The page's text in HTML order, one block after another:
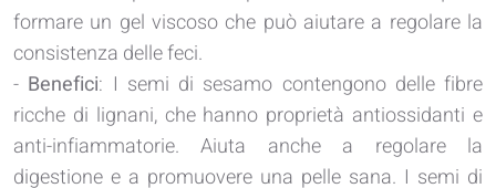
formare un gel viscoso che può aiutare a regolare la
consistenza delle feci.
- Benefici: I semi di sesamo contengono delle fibre
ricche di lignani, che hanno proprietà antiossidanti e
anti-infiammatorie. Aiuta anche a regolare la
digestione e a promuovere una pelle sana. I semi di